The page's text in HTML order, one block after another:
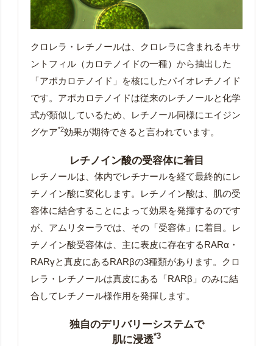
クロレラ・レチノールは、クロレラに含まれるキサ
ントフィル（カロテノイドの一種）から抽出した
「アポカロテノイド」を核にしたバイオレチノイド
です。アポカロテノイドは従来のレチノールと化学
式が類似しているため、レチノール同様にエイジン
グケア*2効果が期待できると言われています。
レチノイン酸の受容体に着目
レチノールは、体内でレチナールを経て最終的にレ
チノイン酸に変化します。レチノイン酸は、肌の受
容体に結合することによって効果を発揮するのです
が、アムリターラでは、その「受容体」に着目。レ
チノイン酸受容体は、主に表皮に存在するRARα・
RARγと真皮にあるRARβの3種類があります。クロ
レラ・レチノールは真皮にある「RARβ」のみに結
合してレチノール様作用を発揮します。
独自のデリバリーシステムで
肌に浸透*3